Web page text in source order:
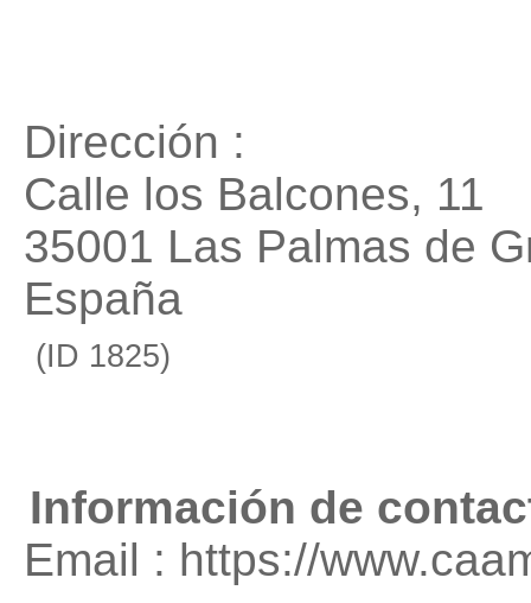
Dirección :
Calle los Balcones, 11
35001 Las Palmas de
España
(ID 1825)
Información de
Email : https://